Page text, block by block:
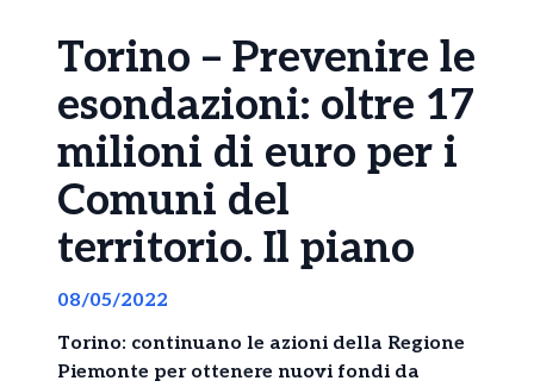
Torino – Prevenire le
esondazioni: oltre 17
milioni di euro per i
Comuni del
territorio. Il piano
08/05/2022
Torino: continuano le azioni della Regione
Piemonte per ottenere nuovi fondi da